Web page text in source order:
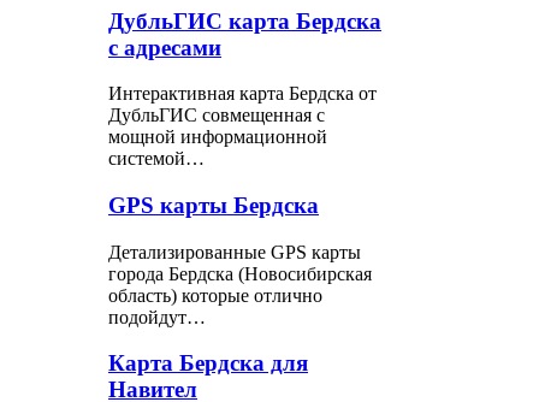
ДубльГИС карта Бердска
с адресами
Интерактивная карта Бердска от
ДубльГИС совмещенная с
мощной информационной
системой…
GPS карты Бердска
Детализированные GPS карты
города Бердска (Новосибирская
область) которые отлично
подойдут…
Карта Бердска для
Навител